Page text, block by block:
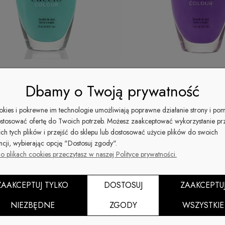
do paznokci 13ML SEA ME
zł -14%
29,00 zł
cena:25,00 zł
1402 Lakier do paznokci
MESMERIZED
25,00 zł -14%
Najniższa cena:
Dbamy o Twoją prywatność
i pokrewne im technologie umożliwiają poprawne działanie strony i
ofertę do Twoich potrzeb. Możesz zaakceptować wykorzystanie
tych plików i przejść do sklepu lub dostosować użycie plików do swoich
wybierając opcję "Dostosuj zgody".
plikach cookies przeczytasz w naszej Polityce prywatności.
TYLKO
NIEZBĘDNE
DOSTOSUJ
ZGODY
ZAAKCEPTUJ
WSZYSTKIE